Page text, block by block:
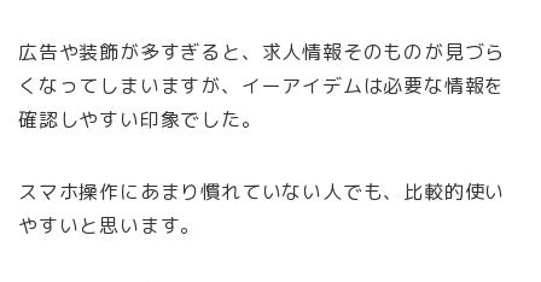
広告や装飾が多すぎると、求人情報そのものが見づら
くなってしまいますが、イーアイデムは必要な情報を
確認しやすい印象でした。
スマホ操作にあまり慣れていない人でも、比較的使い
やすいと思います。